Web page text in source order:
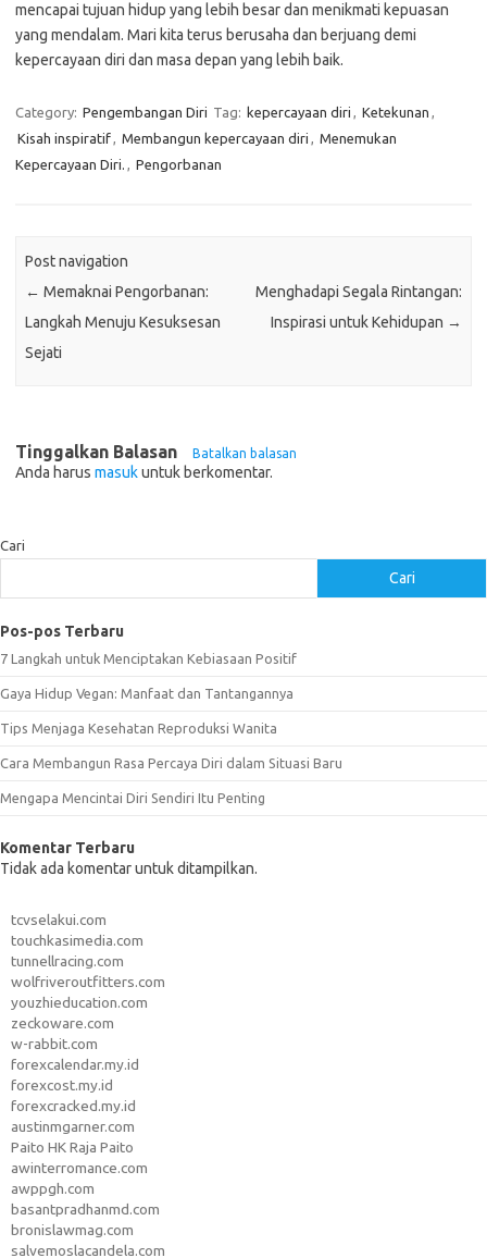
mencapai tujuan hidup yang lebih besar dan menikmati kepuasan
yang mendalam. Mari kita terus berusaha dan berjuang demi
kepercayaan diri dan masa depan yang lebih baik.
Category: Pengembangan Diri Tag: kepercayaan diri , Ketekunan ,
Kisah inspiratif, Membangun kepercayaan diri , Menemukan
Kepercayaan Diri. , Pengorbanan
Post navigation
← Memaknai Pengorbanan:
Langkah Menuju Kesuksesan
Sejati
Menghadapi Segala Rintangan:
Inspirasi untuk Kehidupan →
Tinggalkan Balasan Batalkan balasan
Anda harus masukuntuk berkomentar.
Cari
Cari
Pos-pos Terbaru
7 Langkah untuk Menciptakan Kebiasaan Positif
Gaya Hidup Vegan: Manfaat dan Tantangannya
Tips Menjaga Kesehatan Reproduksi Wanita
Cara Membangun Rasa Percaya Diri dalam Situasi Baru
Mengapa Mencintai Diri Sendiri Itu Penting
Komentar Terbaru
Tidak ada komentar untuk ditampilkan.
tcvselakui.com
touchkasimedia.com
tunnellracing.com
wolfriveroutfitters.com
youzhieducation.com
zeckoware.com
w-rabbit.com
forexcalendar.my.id
forexcost.my.id
forexcracked.my.id
austinmgarner.com
Paito HK Raja Paito
awinterromance.com
awppgh.com
basantpradhanmd.com
bronislawmag.com
salvemoslacandela.com